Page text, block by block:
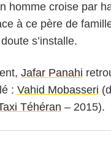
homme croise par
à ce père de
s’installe.
Jafar Panahi
: Vahid Mobasseri
Téhéran – 2015).